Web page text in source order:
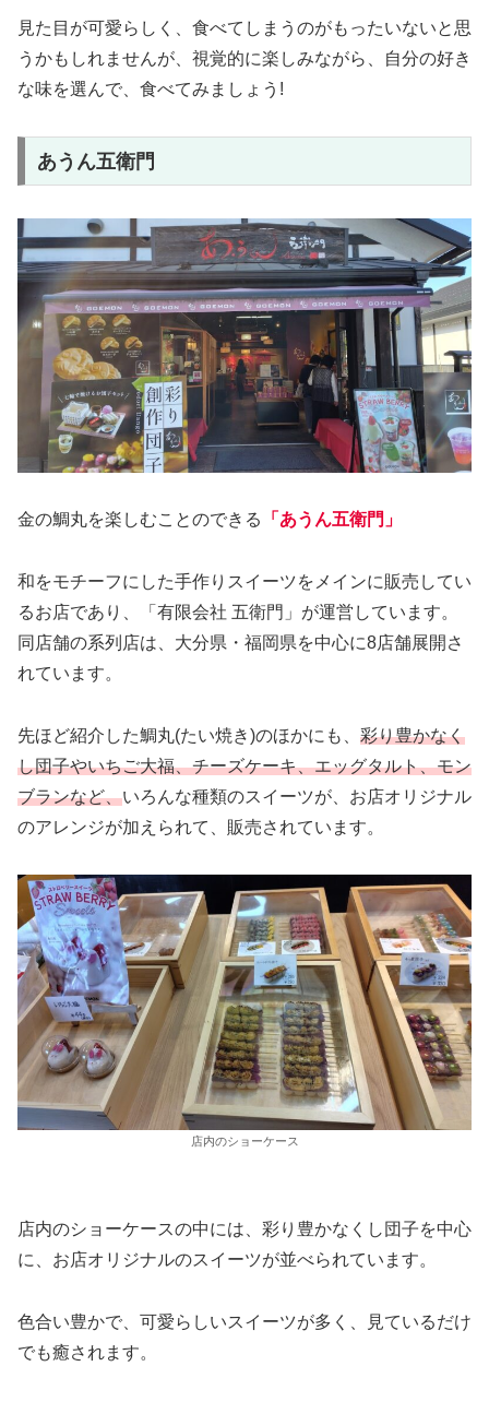
見た目が可愛らしく、食べてしまうのがもったいないと思
うかもしれませんが、視覚的に楽しみながら、自分の好き
な味を選んで、食べてみましょう!
あうん五衛門
金の鯛丸を楽しむことのできる 「あうん五衛門」
和をモチーフにした手作りスイーツをメインに販売してい
るお店であり、「有限会社 五衛門」が運営しています。
同店舗の系列店は、大分県・福岡県を中心に8店舗展開さ
れています。
先ほど紹介した鯛丸(たい焼き)のほかにも、 彩り豊かなく
し団子やいちご大福、チーズケーキ、エッグタルト、モン
ブランなど、いろんな種類のスイーツが、お店オリジナル
のアレンジが加えられて、販売されています。
店内のショーケース
店内のショーケースの中には、彩り豊かなくし団子を中心
に、お店オリジナルのスイーツが並べられています。
色合い豊かで、可愛らしいスイーツが多く、見ているだけ
でも癒されます。